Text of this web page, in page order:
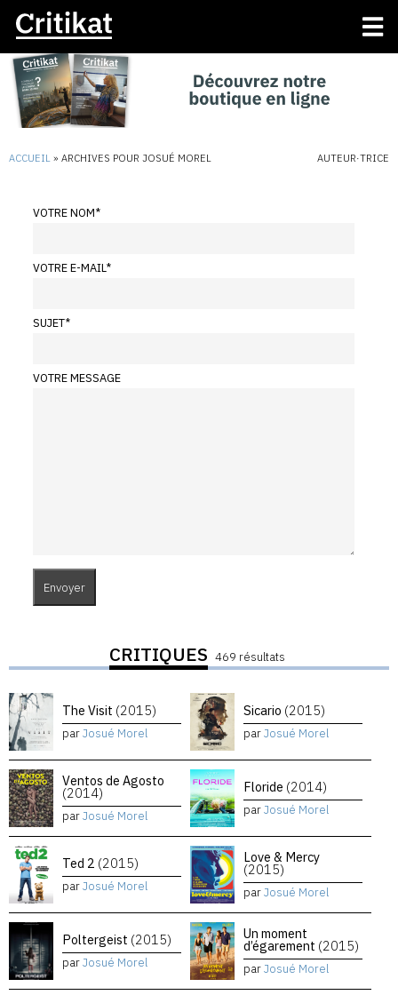
ACCUEIL » ARCHIVES POUR JOSUÉ MOREL AUTEUR·TRICE
VOTRE NOM*
VOTRE E-MAIL*
SUJET*
VOTRE MESSAGE
CRITIQUES 469 résultats
The Visit (2015)
parJosué Morel
Sicario (2015)
parJosué Morel
Ventos de Agosto
(2014)
parJosué Morel
Floride (2014)
parJosué Morel
Ted 2 (2015)
parJosué Morel
Love & Mercy
(2015)
parJosué Morel
Poltergeist (2015)
parJosué Morel
Un moment
d’égarement (2015)
parJosué Morel